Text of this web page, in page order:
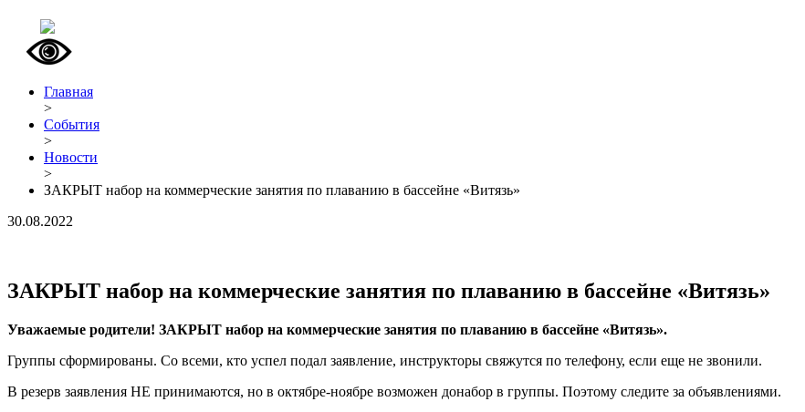
Главная
>
События
>
Новости
>
ЗАКРЫТ набор на коммерческие занятия по плаванию в бассейне «Витязь»
30.08.2022
ЗАКРЫТ набор на коммерческие занятия по плаванию в бассейне «Витязь»
Уважаемые родители! ЗАКРЫТ набор на коммерческие занятия по плаванию в бассейне «Витязь».
Группы сформированы. Со всеми, кто успел подал заявление, инструкторы свяжутся по телефону, если еще не звонили.
В резерв заявления НЕ принимаются, но в октябре-ноябре возможен донабор в группы. Поэтому следите за объявлениями.